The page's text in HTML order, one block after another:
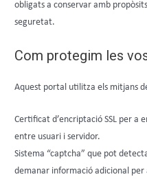
obligats a conservar amb
seguretat.
Com protegim les
Aquest portal utilitza els mitjans
Certificat d’encriptació SSL per a
entre usuari i servidor.
Sistema “captcha” que pot
demanar informació adicional